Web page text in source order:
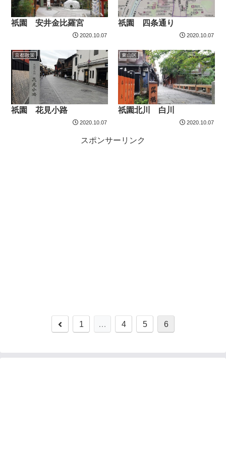
祇園 安井金比羅宮
2020.10.07
祇園 四条通り
2020.10.07
京都散策
祇園 花見小路
2020.10.07
東山区
祇園北川 白川
2020.10.07
スポンサーリンク
1 … 4 5 6